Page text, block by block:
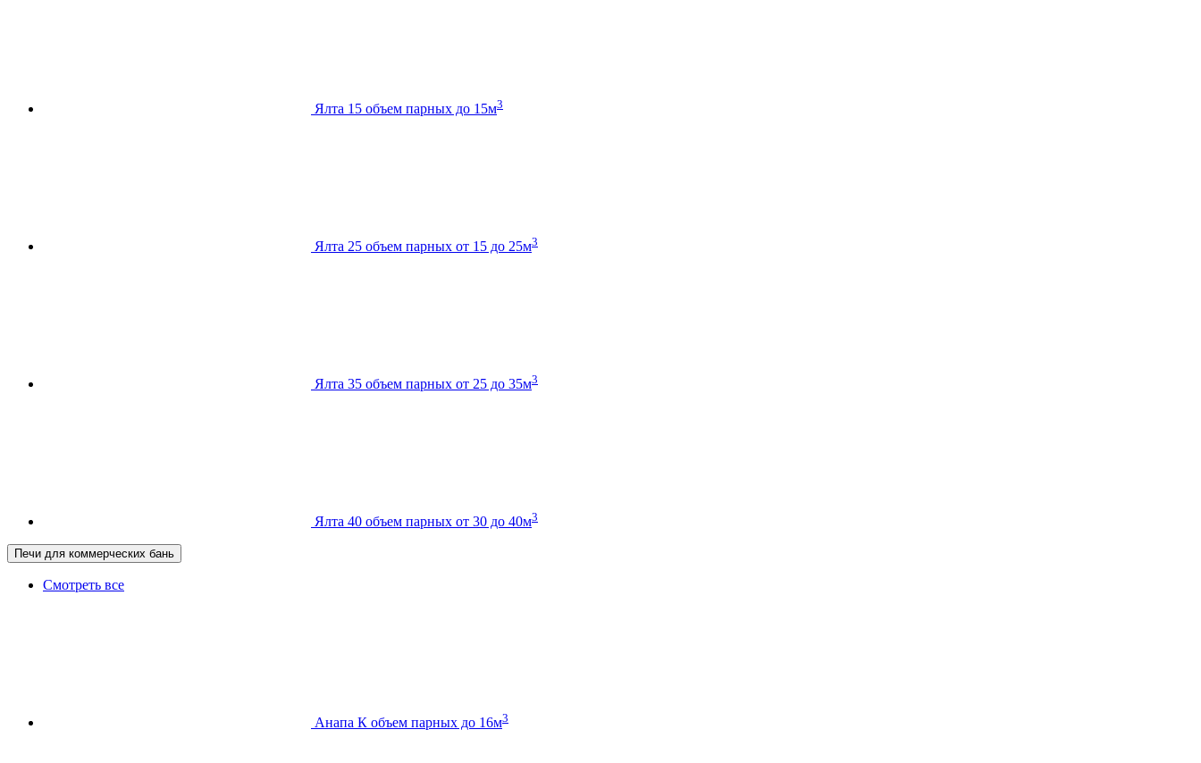
Ялта 15 объем парных до 15м3
Ялта 25 объем парных от 15 до 25м3
Ялта 35 объем парных от 25 до 35м3
Ялта 40 объем парных от 30 до 40м3
Печи для коммерческих бань
Смотреть все
Анапа К объем парных до 16м3